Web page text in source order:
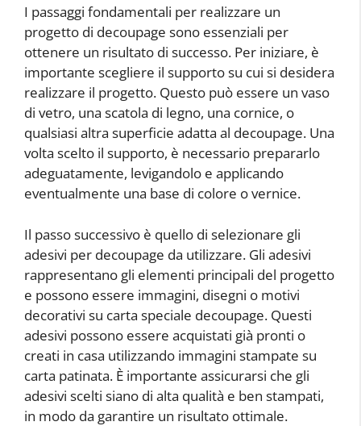
I passaggi fondamentali per realizzare un
progetto di decoupage sono essenziali per
ottenere un risultato di successo. Per iniziare, è
importante scegliere il supporto su cui si desidera
realizzare il progetto. Questo può essere un vaso
di vetro, una scatola di legno, una cornice, o
qualsiasi altra superficie adatta al decoupage. Una
volta scelto il supporto, è necessario prepararlo
adeguatamente, levigandolo e applicando
eventualmente una base di colore o vernice.
Il passo successivo è quello di selezionare gli
adesivi per decoupage da utilizzare. Gli adesivi
rappresentano gli elementi principali del progetto
e possono essere immagini, disegni o motivi
decorativi su carta speciale decoupage. Questi
adesivi possono essere acquistati già pronti o
creati in casa utilizzando immagini stampate su
carta patinata. È importante assicurarsi che gli
adesivi scelti siano di alta qualità e ben stampati,
in modo da garantire un risultato ottimale.